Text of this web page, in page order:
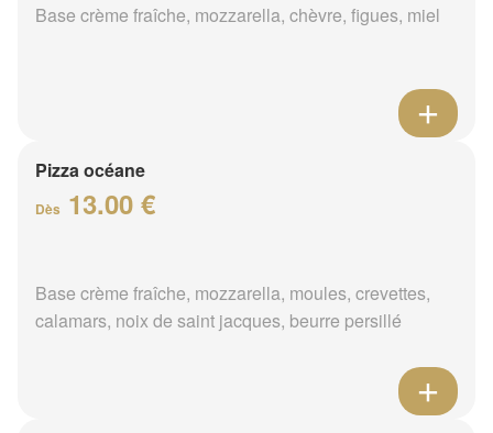
Base crème fraîche, mozzarella, chèvre, figues, miel
Pizza océane
Dès 13.00 €
Base crème fraîche, mozzarella, moules, crevettes,
calamars, noix de saint jacques, beurre persillé